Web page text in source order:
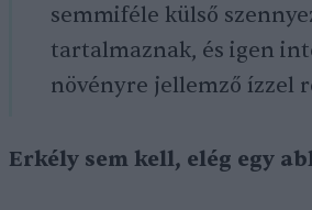
semmiféle külső
tartalmaznak, és igen
növényre jellemző ízzel
Erkély sem kell, elég egy